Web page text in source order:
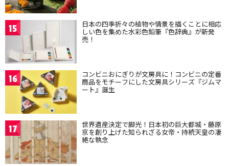
15 日本の四季折々の植物や情景を描くことに相応
しい色を集めた水彩色鉛筆『色辞典』が新発
売！
16 コンビニおにぎりが文房具に！コンビニの定番
商品をモチーフにした文房具シリーズ『ジムマ
ート』誕生
17 世界遺産決定で脚光！日本初の巨大都城・藤原
京を創り上げた知られざる女帝・持統天皇の凄
絶な執念